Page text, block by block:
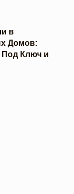
в
Домов:
Ключ и